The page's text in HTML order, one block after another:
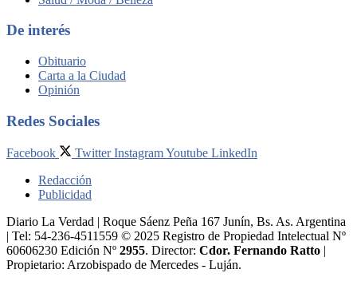
De interés
Obituario
Carta a la Ciudad
Opinión
Redes Sociales
Facebook Twitter InstagramYoutube LinkedIn
Redacción
Publicidad
Diario La Verdad | Roque Sáenz Peña 167 Junín, Bs. As. Argentina
| Tel: 54-236-4511559 © 2025 Registro de Propiedad Intelectual Nº
60606230 Edición Nº 2955. Director:​ Cdor. Fernando Ratto |
Propietario:​ Arzobispado de Mercedes - Luján.